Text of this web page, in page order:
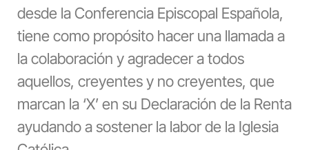
desde la Conferencia Episcopal Española,
tiene como propósito hacer una llamada a
la colaboración y agradecer a todos
aquellos, creyentes y no creyentes, que
marcan la ‘X’ en su Declaración de la Renta
ayudando a sostener la labor de la Iglesia